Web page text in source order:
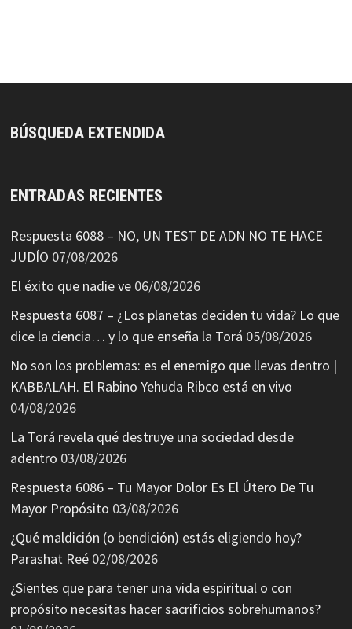
BÚSQUEDA EXTENDIDA
ENTRADAS RECIENTES
Respuesta 6088 – NO, UN TEST DE ADN NO TE HACE
JUDÍO 07/08/2026
El éxito que nadie ve 06/08/2026
Respuesta 6087 – ¿Los planetas deciden tu vida? Lo que
dice la ciencia… y lo que enseña la Torá 05/08/2026
No son los problemas: es el enemigo que llevas dentro |
KABBALAH. El Rabino Yehuda Ribco está en vivo
04/08/2026
La Torá revela qué destruye una sociedad desde
adentro 03/08/2026
Respuesta 6086 – Tu Mayor Dolor Es El Útero De Tu
Mayor Propósito 03/08/2026
¿Qué maldición (o bendición) estás eligiendo hoy?
Parashat Reé 02/08/2026
¿Sientes que para tener una vida espiritual o con
propósito necesitas hacer sacrificios sobrehumanos?